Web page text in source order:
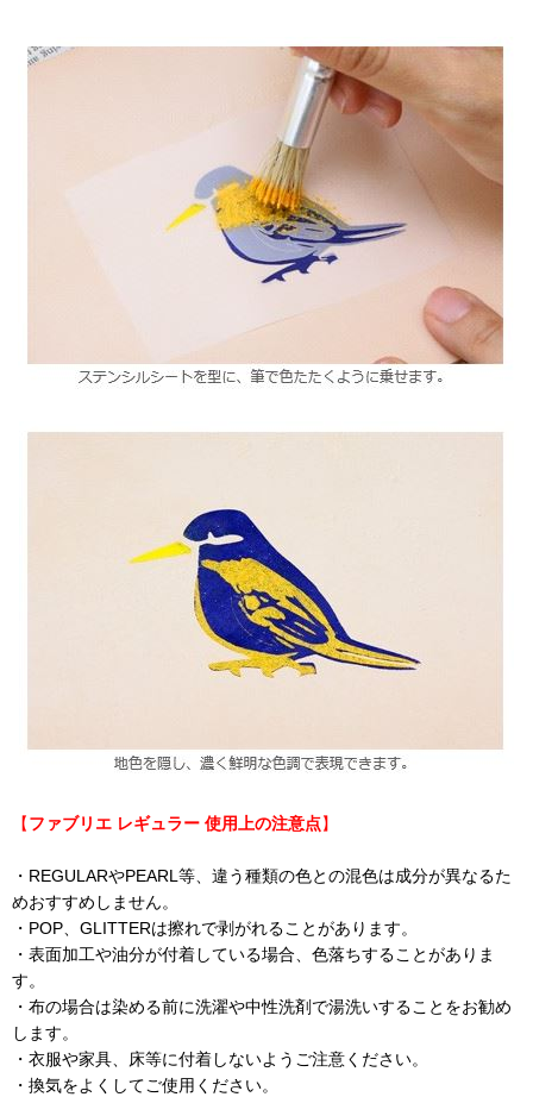
【ファブリエ レギュラー 使用上の注意点】
・REGULARやPEARL等、違う種類の色との混色は成分が異なるた
めおすすめしません。
・POP、GLITTERは擦れで剥がれることがあります。
・表面加工や油分が付着している場合、色落ちすることがありま
す。
・布の場合は染める前に洗濯や中性洗剤で湯洗いすることをお勧め
します。
・衣服や家具、床等に付着しないようご注意ください。
・換気をよくしてご使用ください。